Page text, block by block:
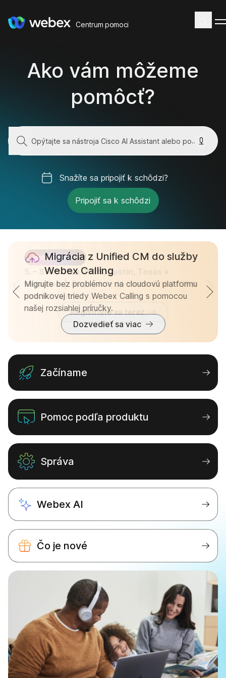
Centrum pomoci
Ako vám môžeme
pomôcť?
Snažíte sa pripojiť k schôdzi?
Pripojiť sa k schôdzi
5. – 8. októbra 2026, Austin, Texas +
virtuálne  | Registrácia do WebexOne 2026 je
teraz otvorená.
Registrujte sa teraz
Migrácia z Unified CM do služby
Webex Calling
Migrujte bez problémov na cloudovú platformu
podnikovej triedy Webex Calling s pomocou
našej rozsiahlej príručky.
Dozvedieť sa viac
Začíname
Pomoc podľa produktu
Správa
Webex AI
Čo je nové